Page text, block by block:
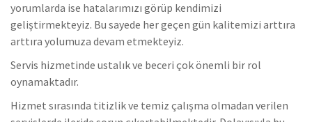
yorumlarda ise hatalarımızı görüp kendimizi
geliştirmekteyiz. Bu sayede her geçen gün kalitemizi arttıra
arttıra yolumuza devam etmekteyiz.
Servis hizmetinde ustalık ve beceri çok önemli bir rol
oynamaktadır.
Hizmet sırasında titizlik ve temiz çalışma olmadan verilen